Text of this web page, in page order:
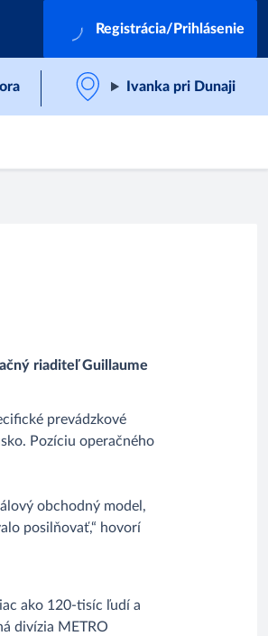
Registrácia/Prihlásenie
Ivanka pri Dunaji
riaditeľ Guillaume
prevádzkové
Pozíciu operačného
obchodný model,
posilňovať,“ hovorí
ako 120-tisíc ľudí a
divízia METRO